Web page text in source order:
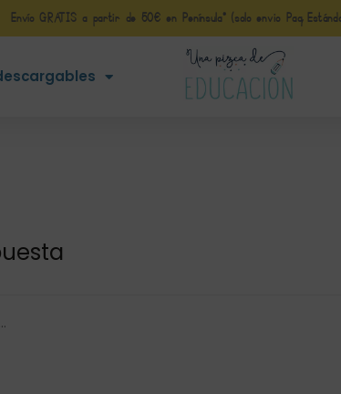
Envío GRATIS a partir de 50€ en Península* (solo envio Paq